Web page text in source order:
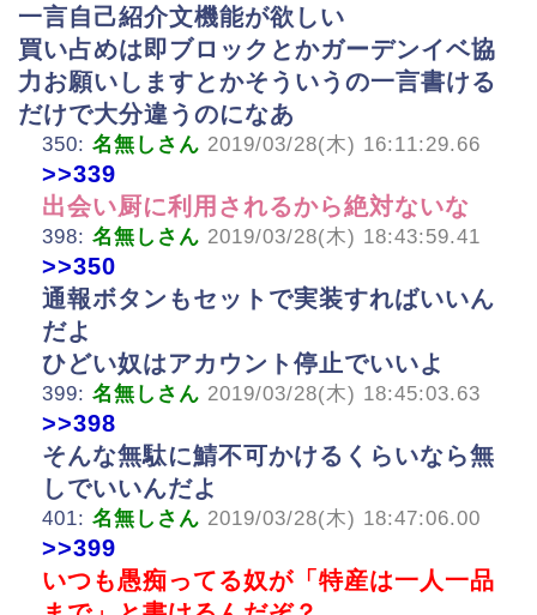
一言自己紹介文機能が欲しい
買い占めは即ブロックとかガーデンイベ協
力お願いしますとかそういうの一言書ける
だけで大分違うのになあ
350: 名無しさん 2019/03/28(木) 16:11:29.66
>>339
出会い厨に利用されるから絶対ないな
398: 名無しさん 2019/03/28(木) 18:43:59.41
>>350
通報ボタンもセットで実装すればいいん
だよ
ひどい奴はアカウント停止でいいよ
399: 名無しさん 2019/03/28(木) 18:45:03.63
>>398
そんな無駄に鯖不可かけるくらいなら無
しでいいんだよ
401: 名無しさん 2019/03/28(木) 18:47:06.00
>>399
いつも愚痴ってる奴が「特産は一人一品